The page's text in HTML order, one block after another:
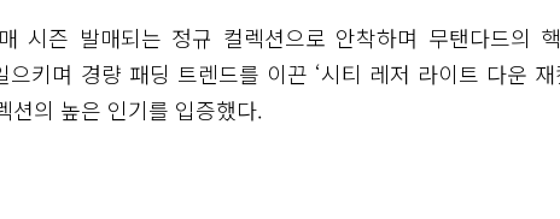
즌 발매되는 정규 컬렉션으로 안착하며 무탠다드의
키며 경량 패딩 트렌드를 이끈 ‘시티 레저 라이트 다운 재
션의 높은 인기를 입증했다.